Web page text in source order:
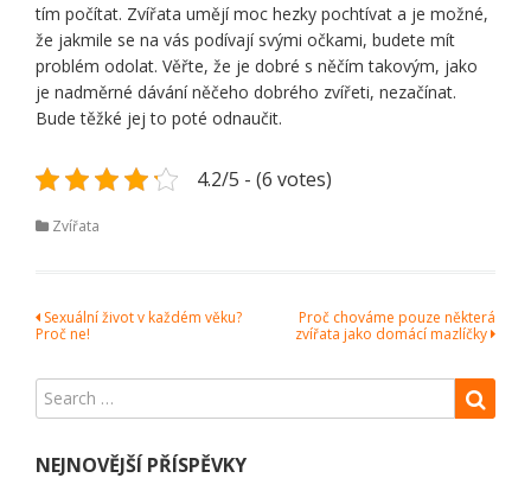
tím počítat. Zvířata umějí moc hezky pochtívat a je možné,
že jakmile se na vás podívají svými očkami, budete mít
problém odolat. Věřte, že je dobré s něčím takovým, jako
je nadměrné dávání něčeho dobrého zvířeti, nezačínat.
Bude těžké jej to poté odnaučit.
4.2/5 - (6 votes)
Zvířata
Navigace
příspěvek
Sexuální život v každém věku?
Proč ne!
Proč chováme pouze některá
zvířata jako domácí mazlíčky
NEJNOVĚJŠÍ PŘÍSPĚVKY